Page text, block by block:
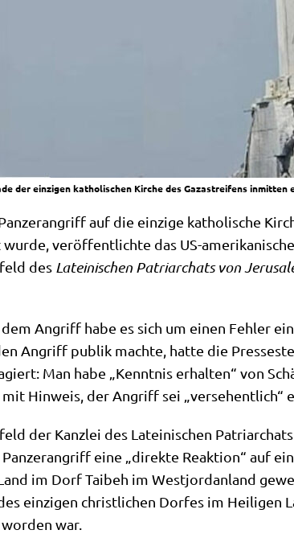
der einzigen katholischen Kirche des Gazastreifens
auf die ein­zi­ge katho­li­sche
ver­öf­fent­lich­te das US-
des Latei­ni­schen Patri­ar­chats von
Angriff habe es sich um einen Feh­ler
Angriff publik mach­te, hat­te die
Man habe „Kennt­nis erhal­ten“ von
Hin­weis, der Angriff sei „ver­se­hent­lich“
der Kanz­lei des Latei­ni­schen
eine „direk­te Reak­ti­on“ auf ein
im Dorf Tai­beh im West­jor­dan­land
ein­zi­gen christ­li­chen Dor­fes im Hei­li­gen
war.